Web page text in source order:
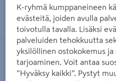
Zoomaa kuvaa
Tuuletin Makita
MAKITA
K-ryhmä kumppaneineen
evästeitä, joiden avulla
toivotulla tavalla. Lisäksi
palveluiden tehokkuutta
yksilöllinen ostokokemus
tarjoaminen. Voit antaa
”Hyväksy kaikki”. Pystyt